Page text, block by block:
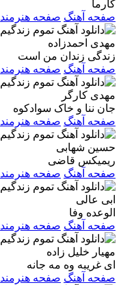
کارما
صفحه آهنگ صفحه هنرمند
مهدی احمدزاده
زندگی زندان من است
صفحه آهنگ صفحه هنرمند
مهدی کارگر
جان ننا و خاک سوادکوه
صفحه آهنگ صفحه هنرمند
حسین شهابی
ریمیکس قاضی
صفحه آهنگ صفحه هنرمند
ابی عالی
الوعده وفا
صفحه آهنگ صفحه هنرمند
مهیار خلیل زاده
ای غریبه وه مه جانه
صفحه آهنگ صفحه هنرمند